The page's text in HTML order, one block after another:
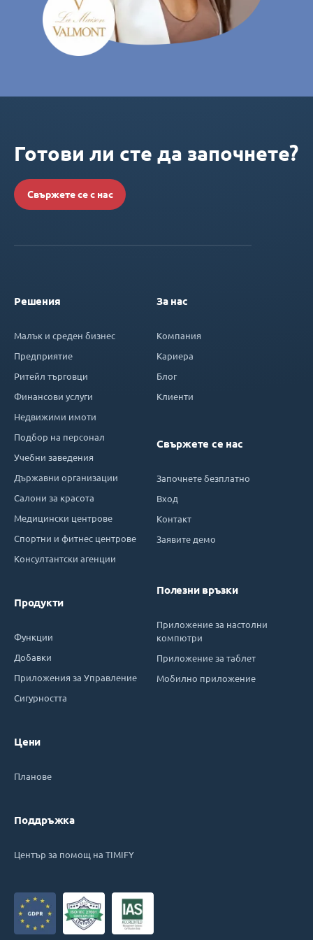
Готови ли сте да започнете?
Свържете се с нас
Решения
Малък и среден бизнес
Предприятие
Ритейл търговци
Финансови услуги
Недвижими имоти
Подбор на персонал
Учебни заведения
Държавни организации
Салони за красота
Медицински центрове
Спортни и фитнес центрове
Консултантски агенции
Продукти
Функции
Добавки
Приложения за Управление
Сигурността
Цени
Планове
Поддръжка
Център за помощ на TIMIFY
За нас
Компания
Кариера
Блог
Клиенти
Свържете се нас
Започнете безплатно
Вход
Контакт
Заявите демо
Полезни връзки
Приложение за настолни
компютри
Приложение за таблет
Мобилно приложение